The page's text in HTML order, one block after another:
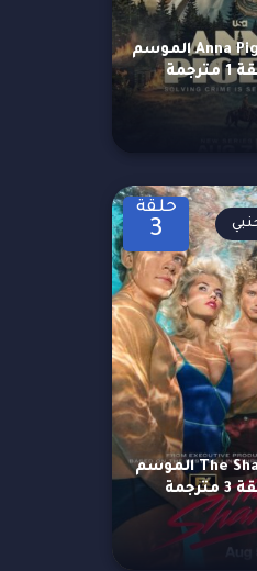
مسلسل Anna Pigeon الموسم
حلقة
3
مسلسل The Shards الموسم